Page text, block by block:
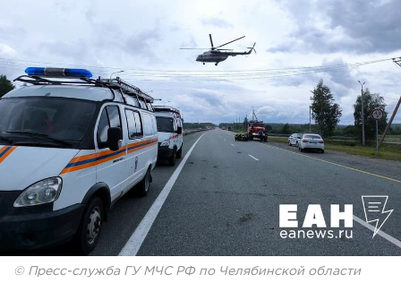
© Пресс-служба ГУ МЧС РФ по Челябинской области